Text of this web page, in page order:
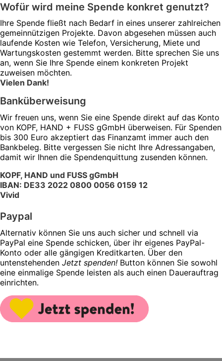
Wofür wird meine Spende konkret genutzt?
Ihre Spende fließt nach Bedarf in eines unserer zahlreichen
gemeinnützigen Projekte. Davon abgesehen müssen auch
laufende Kosten wie Telefon, Versicherung, Miete und
Wartungskosten gestemmt werden. Bitte sprechen Sie uns
an, wenn Sie Ihre Spende einem konkreten Projekt
zuweisen möchten.
Vielen Dank!
Banküberweisung
Wir freuen uns, wenn Sie eine Spende direkt auf das Konto
von KOPF, HAND + FUSS gGmbH überweisen. Für Spenden
bis 300 Euro akzeptiert das Finanzamt immer auch den
Bankbeleg. Bitte vergessen Sie nicht Ihre Adressangaben,
damit wir Ihnen die Spendenquittung zusenden können.
KOPF, HAND und FUSS gGmbH
IBAN: DE33 2022 0800 0056 0159 12
Vivid
Paypal
Alternativ können Sie uns auch sicher und schnell via
PayPal eine Spende schicken, über ihr eigenes PayPal-
Konto oder alle gängigen Kreditkarten. Über den
untenstehenden Jetzt spenden! Button können Sie sowohl
eine einmalige Spende leisten als auch einen Dauerauftrag
einrichten.